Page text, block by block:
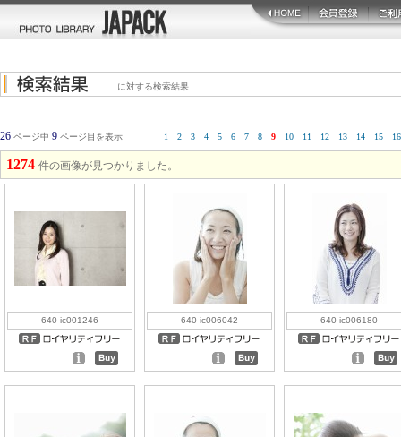
に対する検索結果
26 ページ中 9 ページ目を表示 1 2 3 4 5 6 7 8 9 10 11 12 13 14 15 16
1274 件の画像が見つかりました。
640-ic001246 640-ic006042 640-ic006180